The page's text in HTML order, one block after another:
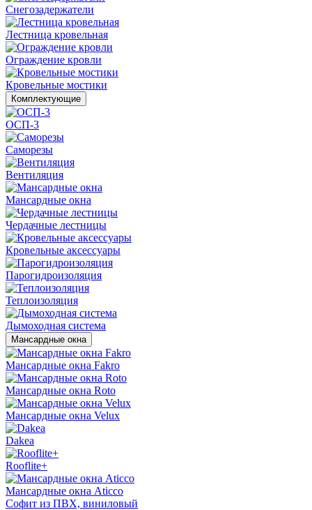
Снегозадержатели
Лестница кровельная
Ограждение кровли
Кровельные мостики
Комплектующие
ОСП-3
Саморезы
Вентиляция
Мансардные окна
Чердачные лестницы
Кровельные аксессуары
Парогидроизоляция
Теплоизоляция
Дымоходная система
Мансардные окна
Мансардные окна Fakro
Мансардные окна Roto
Мансардные окна Velux
Dakea
Rooflite+
Мансардные окна Aticco
Софит из ПВХ, виниловый